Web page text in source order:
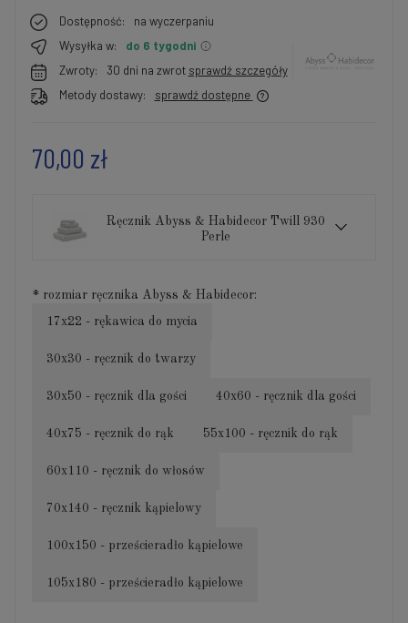
Dostępność:
na wyczerpaniu
Wysyłka w:
do 6 tygodni
Zwroty:
30 dni na zwrot sprawdź szczegóły
Metody dostawy:
sprawdź dostępne
70,00 zł
Ręcznik Abyss & Habidecor Twill 930
Perle
* rozmiar ręcznika Abyss & Habidecor:
17x22 - rękawica do mycia
30x30 - ręcznik do twarzy
30x50 - ręcznik dla gości 40x60 - ręcznik dla gości
40x75 - ręcznik do rąk 55x100 - ręcznik do rąk
60x110 - ręcznik do włosów
70x140 - ręcznik kąpielowy
100x150 - prześcieradło kąpielowe
105x180 - prześcieradło kąpielowe